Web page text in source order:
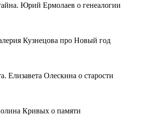
Юрий Ермолаев о генеалогии
Кузнецова про Новый год
Елизавета Олескина о старости
Кривых о памяти